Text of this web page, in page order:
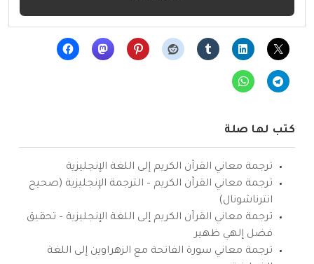
كتب لها صلة
ترجمة معاني القرآن الكريم إلى اللغة الإنجليزية
ترجمة معاني القرآن الكريم – الترجمة الإنجليزية (صحيح
انترناشونال)
ترجمة معاني القرآن الكريم إلى اللغة الإنجليزية – تحقيق
فضل إلهي ظهير
ترجمة معاني سورة الفاتحة مع الزهراوين إلى اللغة